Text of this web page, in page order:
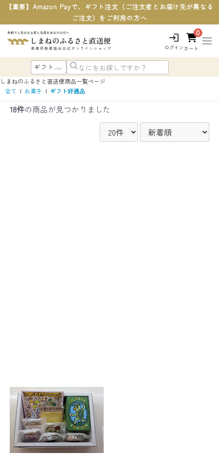
【重要】Amazon Payで、ギフト注文（ご注文者とお届け先が異なる
ご注文）をご利用の方へ
ログイン
0
カート
しまねのふるさと直送便商品一覧ページ
全て | お菓子 | ギフト好適品
18件の商品が見つかりました